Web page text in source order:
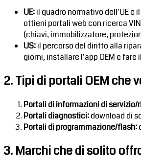
UE:il quadro normativo dell'UE e
ottieni portali web con ricerca
(chiavi, immobilizzatore,
US:il percorso del diritto alla
giorni, installare l'app OEM e
2. Tipi di portali OEM che
Portali di informazioni di servizio/
Portali diagnostici:download di
Portali di programmazione/flash:
3. Marchi che di solito